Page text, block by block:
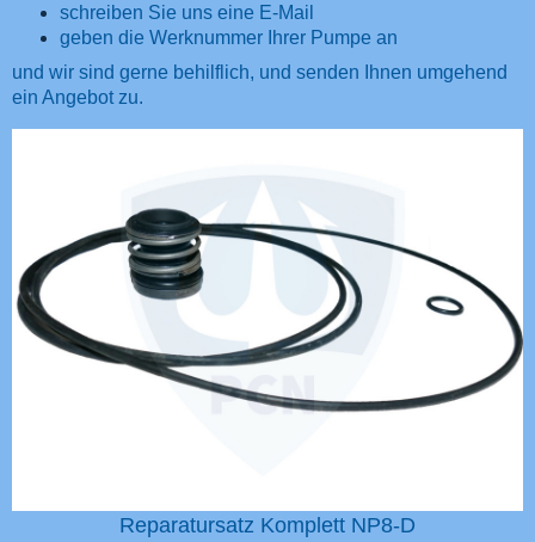
schreiben Sie uns eine E-Mail
geben die Werknummer Ihrer Pumpe an
und wir sind gerne behilflich, und senden Ihnen umgehend
ein Angebot zu.
Reparatursatz Komplett NP8-D